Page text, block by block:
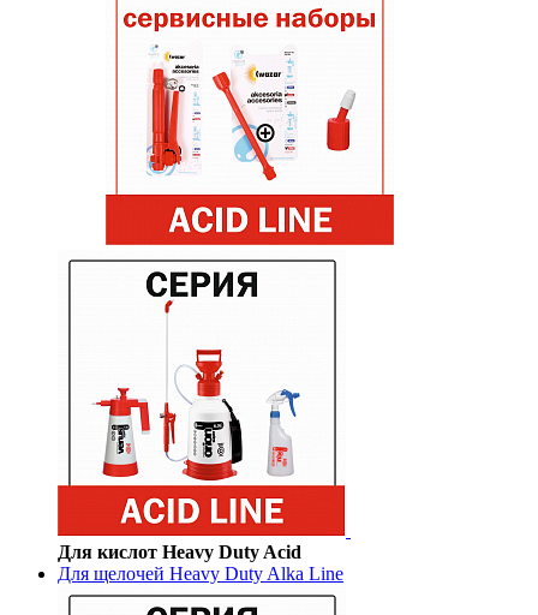
Для кислот Heavy Duty Acid
Для щелочей Heavy Duty Alka Line